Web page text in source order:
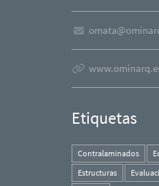
Etiquetas
Contralaminados
Estructuras